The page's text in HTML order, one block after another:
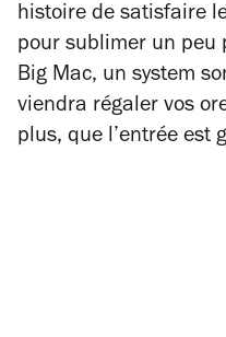
histoire de satisfaire
pour sublimer un peu
Big Mac, un system
viendra régaler vos
plus, que l’entrée est